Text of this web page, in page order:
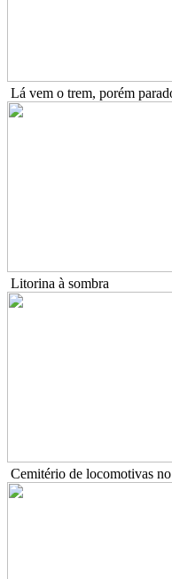
Lá vem o trem, porém
Litorina à sombra
Cemitério de locomotivas